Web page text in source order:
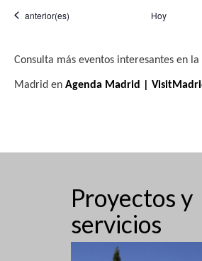
Eventos
anterior(es) Hoy
Consulta más eventos interesantes en
Madrid en Agenda Madrid |
Proyectos y
servicios